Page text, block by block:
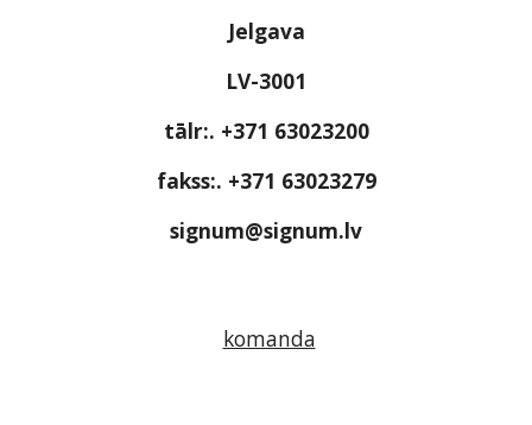
Jelgava
LV-3001
tālr:. +371 63023200
fakss:. +371 63023279
signum@signum.lv
komanda